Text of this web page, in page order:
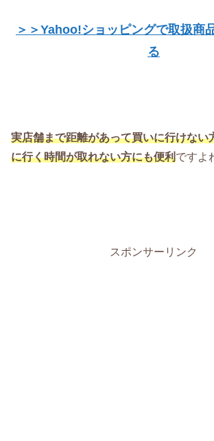
＞＞Yahoo!ショッピングで取扱商
る
実店舗まで距離があって買いに行けない
に行く時間が取れない方にも便利ですよ
スポンサーリンク